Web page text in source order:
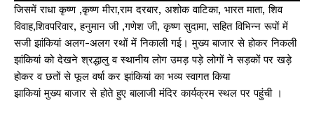
जिसमें राधा कृष्ण ,कृष्ण मीरा,राम दरबार, अशोक वाटिका, भारत माता, शिव
विवाह,शिवपरिवार, हनुमान जी ,गणेश जी, कृष्ण सुदामा, सहित विभिन्न रूपों में
सजी झांकियां अलग-अलग रथों में निकाली गई। मुख्य बाजार से होकर निकली
झांकियां को देखने श्रद्धालु व स्थानीय लोग उमड़ पड़े लोगों ने सड़कों पर खड़े
होकर व छतों से फूल वर्षा कर झांकियां का भव्य स्वागत किया
झाकियां मुख्य बाजार से होते हुए बालाजी मंदिर कार्यक्रम स्थल पर पहुंची ।